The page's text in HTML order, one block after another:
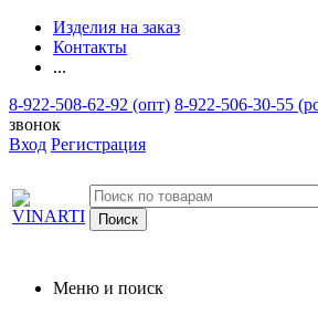
Изделия на заказ
Контакты
...
8-922-508-62-92 (опт) 8-922-506-30-55
звонок
Вход Регистрация
Меню и поиск